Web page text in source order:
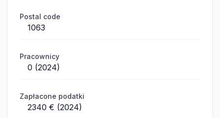
Postal code
1063
Pracownicy
0 (2024)
Zapłacone podatki
2340 € (2024)